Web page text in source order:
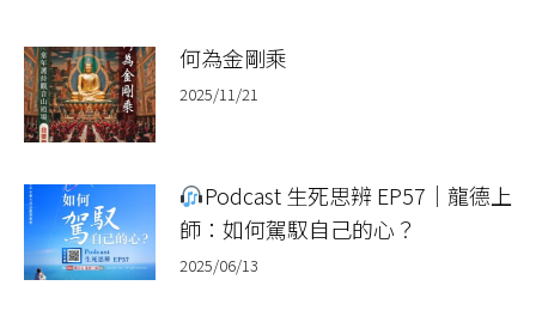
何為金剛乘
2025/11/21
Podcast 生死思辨 EP57｜龍德上
師：如何駕馭自己的心？
2025/06/13